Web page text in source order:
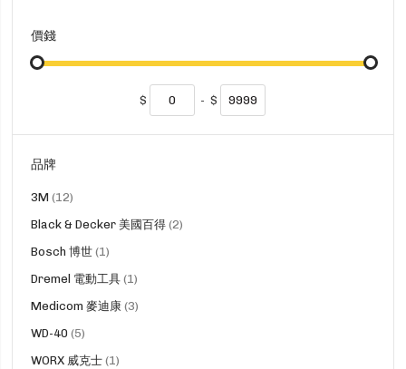
價錢
$ - $
品牌
3M 12貨
Black & Decker 美國百得 2貨
Bosch 博世 1貨
Dremel 電動工具 1貨
Medicom 麥迪康 3貨
WD-40 5貨
WORX 威克士 1貨